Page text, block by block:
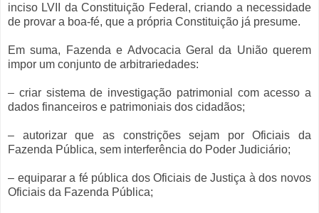
inciso LVII da Constituição Federal, criando a necessidade
de provar a boa-fé, que a própria Constituição já presume.
Em suma, Fazenda e Advocacia Geral da União querem
impor um conjunto de arbitrariedades:
– criar sistema de investigação patrimonial com acesso a
dados financeiros e patrimoniais dos cidadãos;
– autorizar que as constrições sejam por Oficiais da
Fazenda Pública, sem interferência do Poder Judiciário;
– equiparar a fé pública dos Oficiais de Justiça à dos novos
Oficiais da Fazenda Pública;